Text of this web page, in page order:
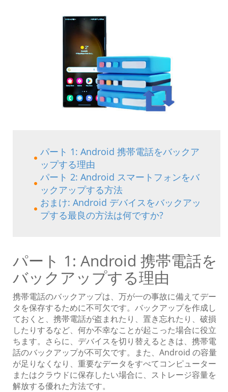
パート 1: Android 携帯電話をバックア
ップする理由
パート 2: Android スマートフォンをバ
ックアップする方法
おまけ: Android デバイスをバックアッ
プする最良の方法は何ですか?
パート 1: Android 携帯電話を
バックアップする理由
携帯電話のバックアップは、万が一の事故に備えてデー
タを保存するために不可欠です。バックアップを作成し
ておくと、携帯電話が盗まれたり、置き忘れたり、破損
したりするなど、何か不幸なことが起こった場合に役立
ちます。さらに、デバイスを切り替えるときは、携帯電
話のバックアップが不可欠です。また、Android の容量
が足りなくなり、重要なデータをすべてコンピューター
またはクラウドに保存したい場合に、ストレージ容量を
解放する優れた方法です。